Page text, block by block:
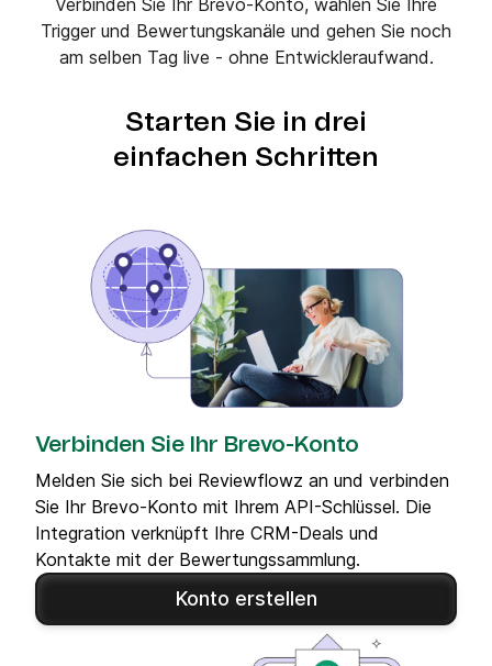
Verbinden Sie Ihr Brevo-Konto, wählen Sie Ihre
Trigger und Bewertungskanäle und gehen Sie noch
am selben Tag live - ohne Entwickleraufwand.
Starten Sie in drei
einfachen Schritten
Verbinden Sie Ihr Brevo-Konto
Melden Sie sich bei Reviewflowz an und verbinden
Sie Ihr Brevo-Konto mit Ihrem API-Schlüssel. Die
Integration verknüpft Ihre CRM-Deals und
Kontakte mit der Bewertungssammlung.
Konto erstellen